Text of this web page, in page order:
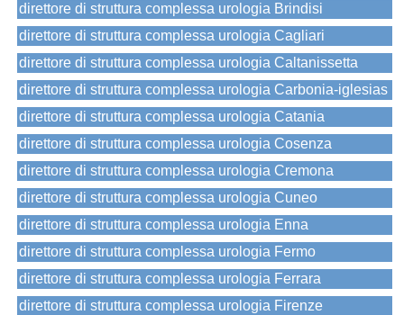
direttore di struttura complessa urologia Brindisi
direttore di struttura complessa urologia Cagliari
direttore di struttura complessa urologia Caltanissetta
direttore di struttura complessa urologia Carbonia-iglesias
direttore di struttura complessa urologia Catania
direttore di struttura complessa urologia Cosenza
direttore di struttura complessa urologia Cremona
direttore di struttura complessa urologia Cuneo
direttore di struttura complessa urologia Enna
direttore di struttura complessa urologia Fermo
direttore di struttura complessa urologia Ferrara
direttore di struttura complessa urologia Firenze